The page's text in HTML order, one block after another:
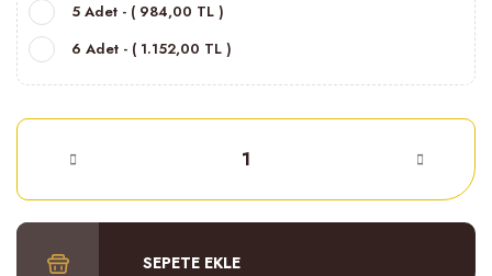
5 Adet - ( 984,00 TL )
6 Adet - ( 1.152,00 TL )
SEPETE EKLE